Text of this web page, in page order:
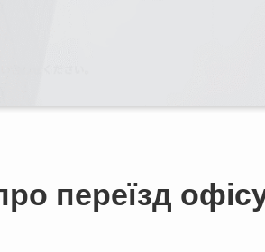
переїзд